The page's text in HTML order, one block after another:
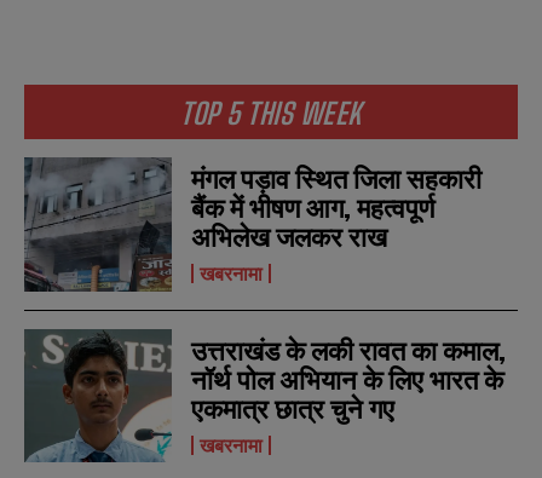
N
a
m
*
m
N
a
m
*
m
TOP 5 THIS WEEK
मंगल पड़ाव स्थित जिला सहकारी
बैंक में भीषण आग, महत्वपूर्ण
अभिलेख जलकर राख
खबरनामा
उत्तराखंड के लकी रावत का कमाल,
नॉर्थ पोल अभियान के लिए भारत के
एकमात्र छात्र चुने गए
खबरनामा